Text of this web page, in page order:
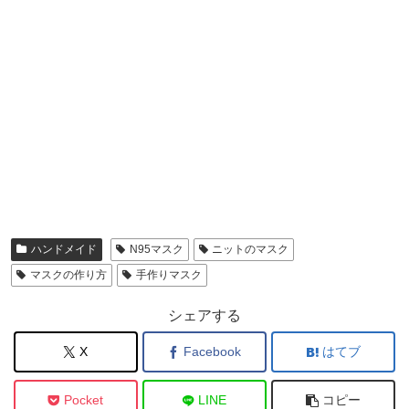
ハンドメイド N95マスク
ニットのマスク
マスクの作り方
手作りマスク
シェアする
X Facebook はてブ
Pocket LINE コピー